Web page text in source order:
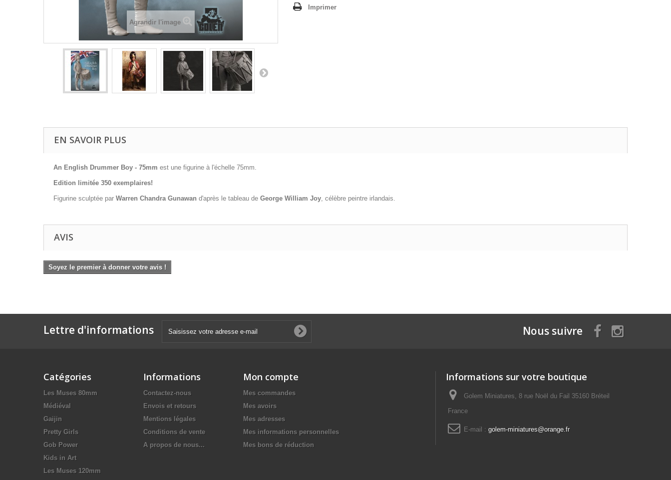
Agrandir l'image
Imprimer
EN SAVOIR PLUS
An English Drummer Boy - 75mm est une figurine à l'échelle 75mm.
Edition limitée 350 exemplaires!
Figurine sculptée par Warren Chandra Gunawan d'après le tableau de George William Joy, célèbre peintre irlandais.
AVIS
Soyez le premier à donner votre avis !
Lettre d'informations Nous suivre
Catégories
Les Muses 80mm
Médiéval
Gaijin
Pretty Girls
Gob Power
Kids in Art
Les Muses 120mm
Informations
Contactez-nous
Envois et retours
Mentions légales
Conditions de vente
A propos de nous...
Mon compte
Mes commandes
Mes avoirs
Mes adresses
Mes informations personnelles
Mes bons de réduction
Informations sur votre boutique
Golem Miniatures, 8 rue Noël du Fail 35160 Bréteil
France
E-mail : golem-miniatures@orange.fr